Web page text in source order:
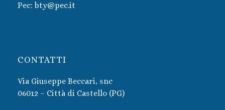
Pec: bty@pec.it
CONTATTI
Via Giuseppe Beccari, snc
06012 – Città di Castello (PG)